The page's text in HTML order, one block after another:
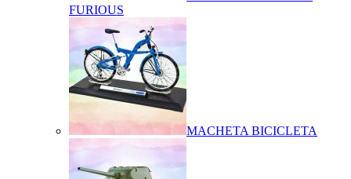
FURIOUS
MACHETA BICICLETA